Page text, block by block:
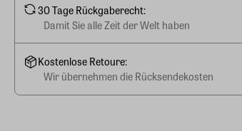
30 Tage Rückgaberecht:
Damit Sie alle Zeit der Welt haben
Kostenlose Retoure:
Wir übernehmen die Rücksendekosten